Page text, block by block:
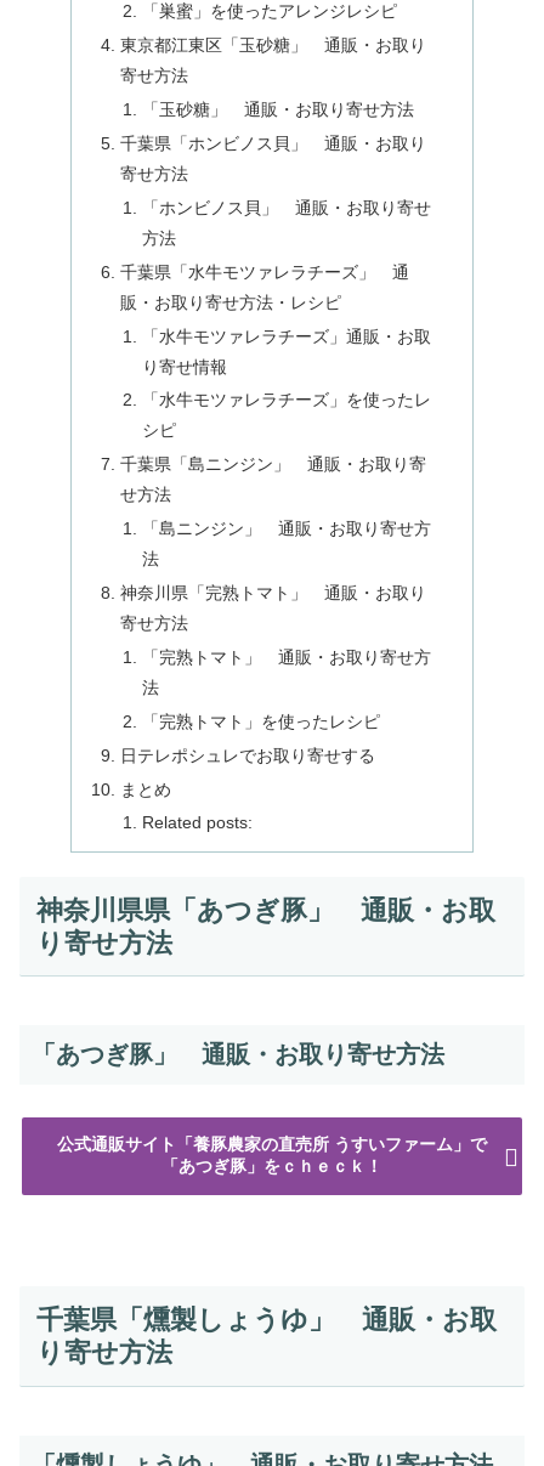
「巣蜜」を使ったアレンジレシピ
東京都江東区「玉砂糖」 通販・お取り
寄せ方法
「玉砂糖」 通販・お取り寄せ方法
千葉県「ホンビノス貝」 通販・お取り
寄せ方法
「ホンビノス貝」 通販・お取り寄せ
方法
千葉県「水牛モツァレラチーズ」 通
販・お取り寄せ方法・レシピ
「水牛モツァレラチーズ」通販・お取
り寄せ情報
「水牛モツァレラチーズ」を使ったレ
シピ
千葉県「島ニンジン」 通販・お取り寄
せ方法
「島ニンジン」 通販・お取り寄せ方
法
神奈川県「完熟トマト」 通販・お取り
寄せ方法
「完熟トマト」 通販・お取り寄せ方
法
「完熟トマト」を使ったレシピ
日テレポシュレでお取り寄せする
まとめ
Related posts:
神奈川県県「あつぎ豚」 通販・お取
り寄せ方法
「あつぎ豚」 通販・お取り寄せ方法
公式通販サイト「養豚農家の直売所 うすいファーム」で
「あつぎ豚」をｃｈｅｃｋ！
千葉県「燻製しょうゆ」 通販・お取
り寄せ方法